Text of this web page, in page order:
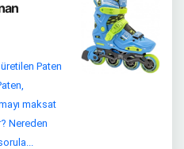
Paten
maksat
Nereden